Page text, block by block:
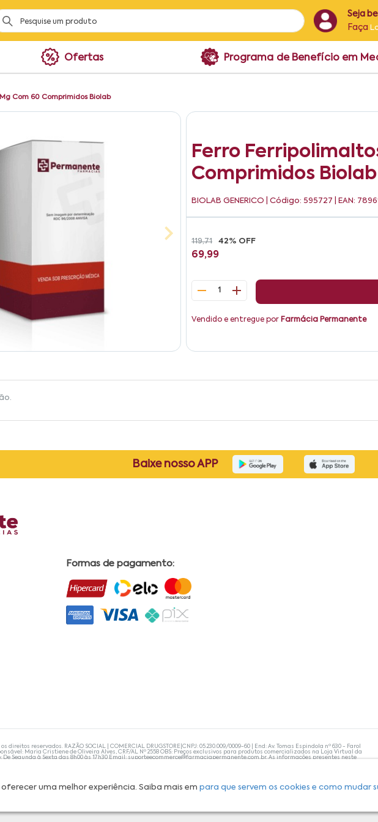
Seja
Faça
Ofertas Programa de Benefício em
Com 60 Comprimidos Biolab
Ferro
Comprimidos Biolab
BIOLAB GENERICO | Código: 595727 | EAN:
119,71 42% OFF
69,99
1
Vendido e entregue por Farmácia Permanente
oferecer uma melhor experiência. Saiba mais empara que servem os cookies e como mudar
Baixe nosso APP
Formas de pagamento:
direitos reservados. RAZÃO SOCIAL | COMERCIAL DRUGSTORE|CNPJ: 05.230.009/0009-60 | End: Av. Tomas Espindola nº 630 - Farol
Maria Cristiene de Oliveira Alves, CRF/AL Nº 2558 OBS: Preços exclusivos para produtos comercializados na Loja Virtual da
Segunda à Sexta das 8h00 às 17h30 Email: suporteecommerce@farmaciapermanente.com.br. As informações presentes neste
e, de forma alguma, substituem as orientações de um profissional da área médica. Apenas o médico está capacitado para
adequado. Se os sintomas persistirem, um médico deve ser consultado. A Farmácia Permanente trabalha com as
para que você possa realizar suas compras com tranquilidade. A privacidade e a segurança dos clientes são compromissos da
estão sujeitos à confirmação da disponibilidade de produto em nosso estoque.